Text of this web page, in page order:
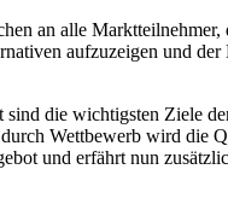
an alle
aufzuzeigen und
die wichtigsten Ziele
Wettbewerb wird die
und erfährt nun